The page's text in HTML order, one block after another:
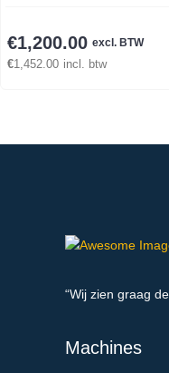
€1,200.00 excl. BTW
€1,452.00 incl. btw
“Wij zien graag
Machines